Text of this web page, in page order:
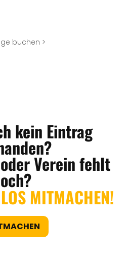
buchen >
kein Eintrag
Verein fehlt
MITMACHEN!